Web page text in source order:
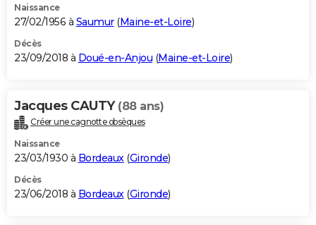
Naissance
27/02/1956 à Saumur(Maine-et-Loire)
Décès
23/09/2018 à Doué-en-Anjou (Maine-et-Loire)
Jacques CAUTY (88 ans)
Créer une cagnotte obsèques
Naissance
23/03/1930 à Bordeaux(Gironde)
Décès
23/06/2018 à Bordeaux(Gironde)